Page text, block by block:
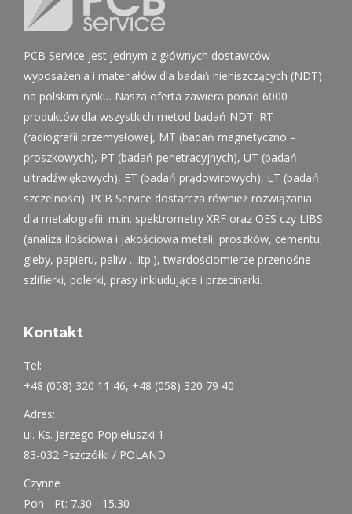
PCB Service jest jednym z głównych dostawców
wyposażenia i materiałów dla badań nieniszczących (NDT)
na polskim rynku. Nasza oferta zawiera ponad 6000
produktów dla wszystkich metod badań NDT: RT
(radiografii przemysłowej, MT (badań magnetyczno –
proszkowych), PT (badań penetracyjnych), UT (badań
ultradźwiękowych), ET (badań prądowirowych), LT (badań
szczelności). PCB Service dostarcza również rozwiązania
dla metalografii: m.in. spektrometry XRF oraz OES czy LIBS
(analiza ilościowa i jakościowa metali, proszków, cementu,
gleby, papieru, paliw …itp.), twardościomierze przenośne
szlifierki, polerki, prasy inkludujące i przecinarki.
Kontakt
Tel:
+48 (058) 320 11 46, +48 (058) 320 79 40
Adres:
ul. Ks. Jerzego Popiełuszki 1
83-032 Pszczółki / POLAND
Czynne
Pon - Pt: 7.30 - 15.30